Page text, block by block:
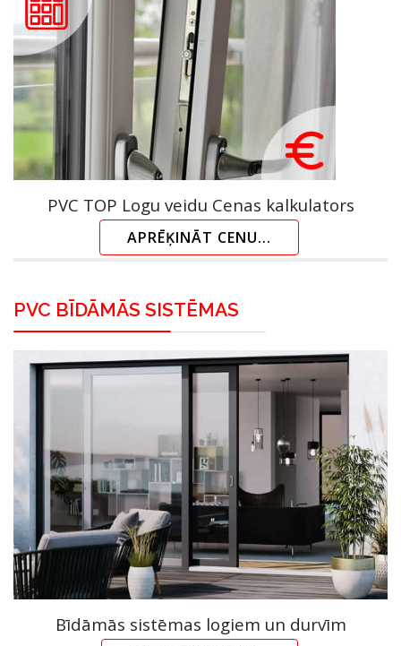
PVC TOP Logu veidu Cenas kalkulators
APRĒĶINĀT CENU...
PVC BĪDĀMĀS SISTĒMAS
Bīdāmās sistēmas logiem un durvīm